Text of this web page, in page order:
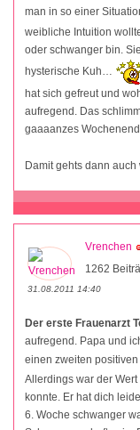
man in so einer
weibliche Intuition
oder schwanger bin.
hysterische Kuh…
hat sich gefreut und
aufregend. Das
gaaaanzes
Damit gehts dann auch
Vrenchen
1262
31.08.2011 14:40
Der erste Frauenarzt
aufregend. Papa und
einen zweiten
Allerdings war der
konnte. Er hat dich
6. Woche schwanger